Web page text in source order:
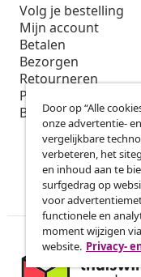
Volg je bestelling
Mijn account
Betalen
Bezorgen
Retourneren
Productinformatie
Bestellen
Door op “Alle
onze advertentie-
vergelijkbare
verbeteren, het
en inhoud aan te
surfgedrag op
voor
functionele en
moment wijzigen
website. Privacy-